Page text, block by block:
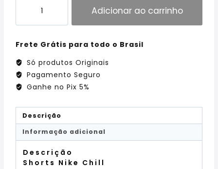
Adicionar ao carrinho
Frete Grátis para todo o Brasil
Só produtos Originais
Pagamento Seguro
Ganhe no Pix 5%
Descrição
Informação adicional
Descrição
Shorts Nike Chill